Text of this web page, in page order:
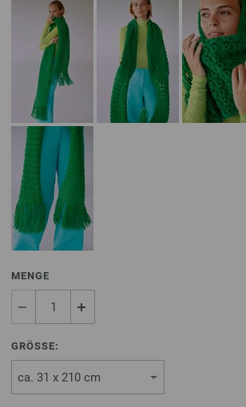
MENGE
GRÖSSE: